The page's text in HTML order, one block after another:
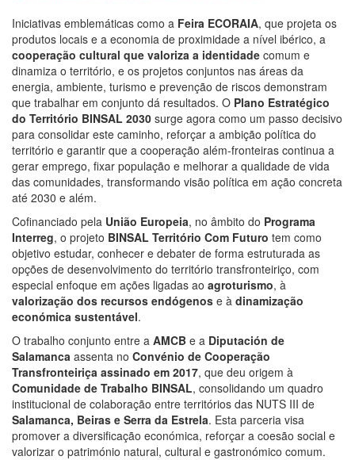
Iniciativas emblemáticas como a Feira ECORAIA, que projeta os
produtos locais e a economia de proximidade a nível ibérico, a
cooperação cultural que valoriza a identidade comum e
dinamiza o território, e os projetos conjuntos nas áreas da
energia, ambiente, turismo e prevenção de riscos demonstram
que trabalhar em conjunto dá resultados. O Plano Estratégico
do Território BINSAL 2030 surge agora como um passo decisivo
para consolidar este caminho, reforçar a ambição política do
território e garantir que a cooperação além-fronteiras continua a
gerar emprego, fixar população e melhorar a qualidade de vida
das comunidades, transformando visão política em ação concreta
até 2030 e além.
Cofinanciado pela União Europeia, no âmbito do Programa
Interreg, o projeto BINSAL Território Com Futuro tem como
objetivo estudar, conhecer e debater de forma estruturada as
opções de desenvolvimento do território transfronteiriço, com
especial enfoque em ações ligadas ao agroturismo, à
valorização dos recursos endógenos e à dinamização
económica sustentável.
O trabalho conjunto entre a AMCB e a Diputación de
Salamanca assenta no Convénio de Cooperação
Transfronteiriça assinado em 2017, que deu origem à
Comunidade de Trabalho BINSAL, consolidando um quadro
institucional de colaboração entre territórios das NUTS III de
Salamanca, Beiras e Serra da Estrela. Esta parceria visa
promover a diversificação económica, reforçar a coesão social e
valorizar o património natural, cultural e gastronómico comum.